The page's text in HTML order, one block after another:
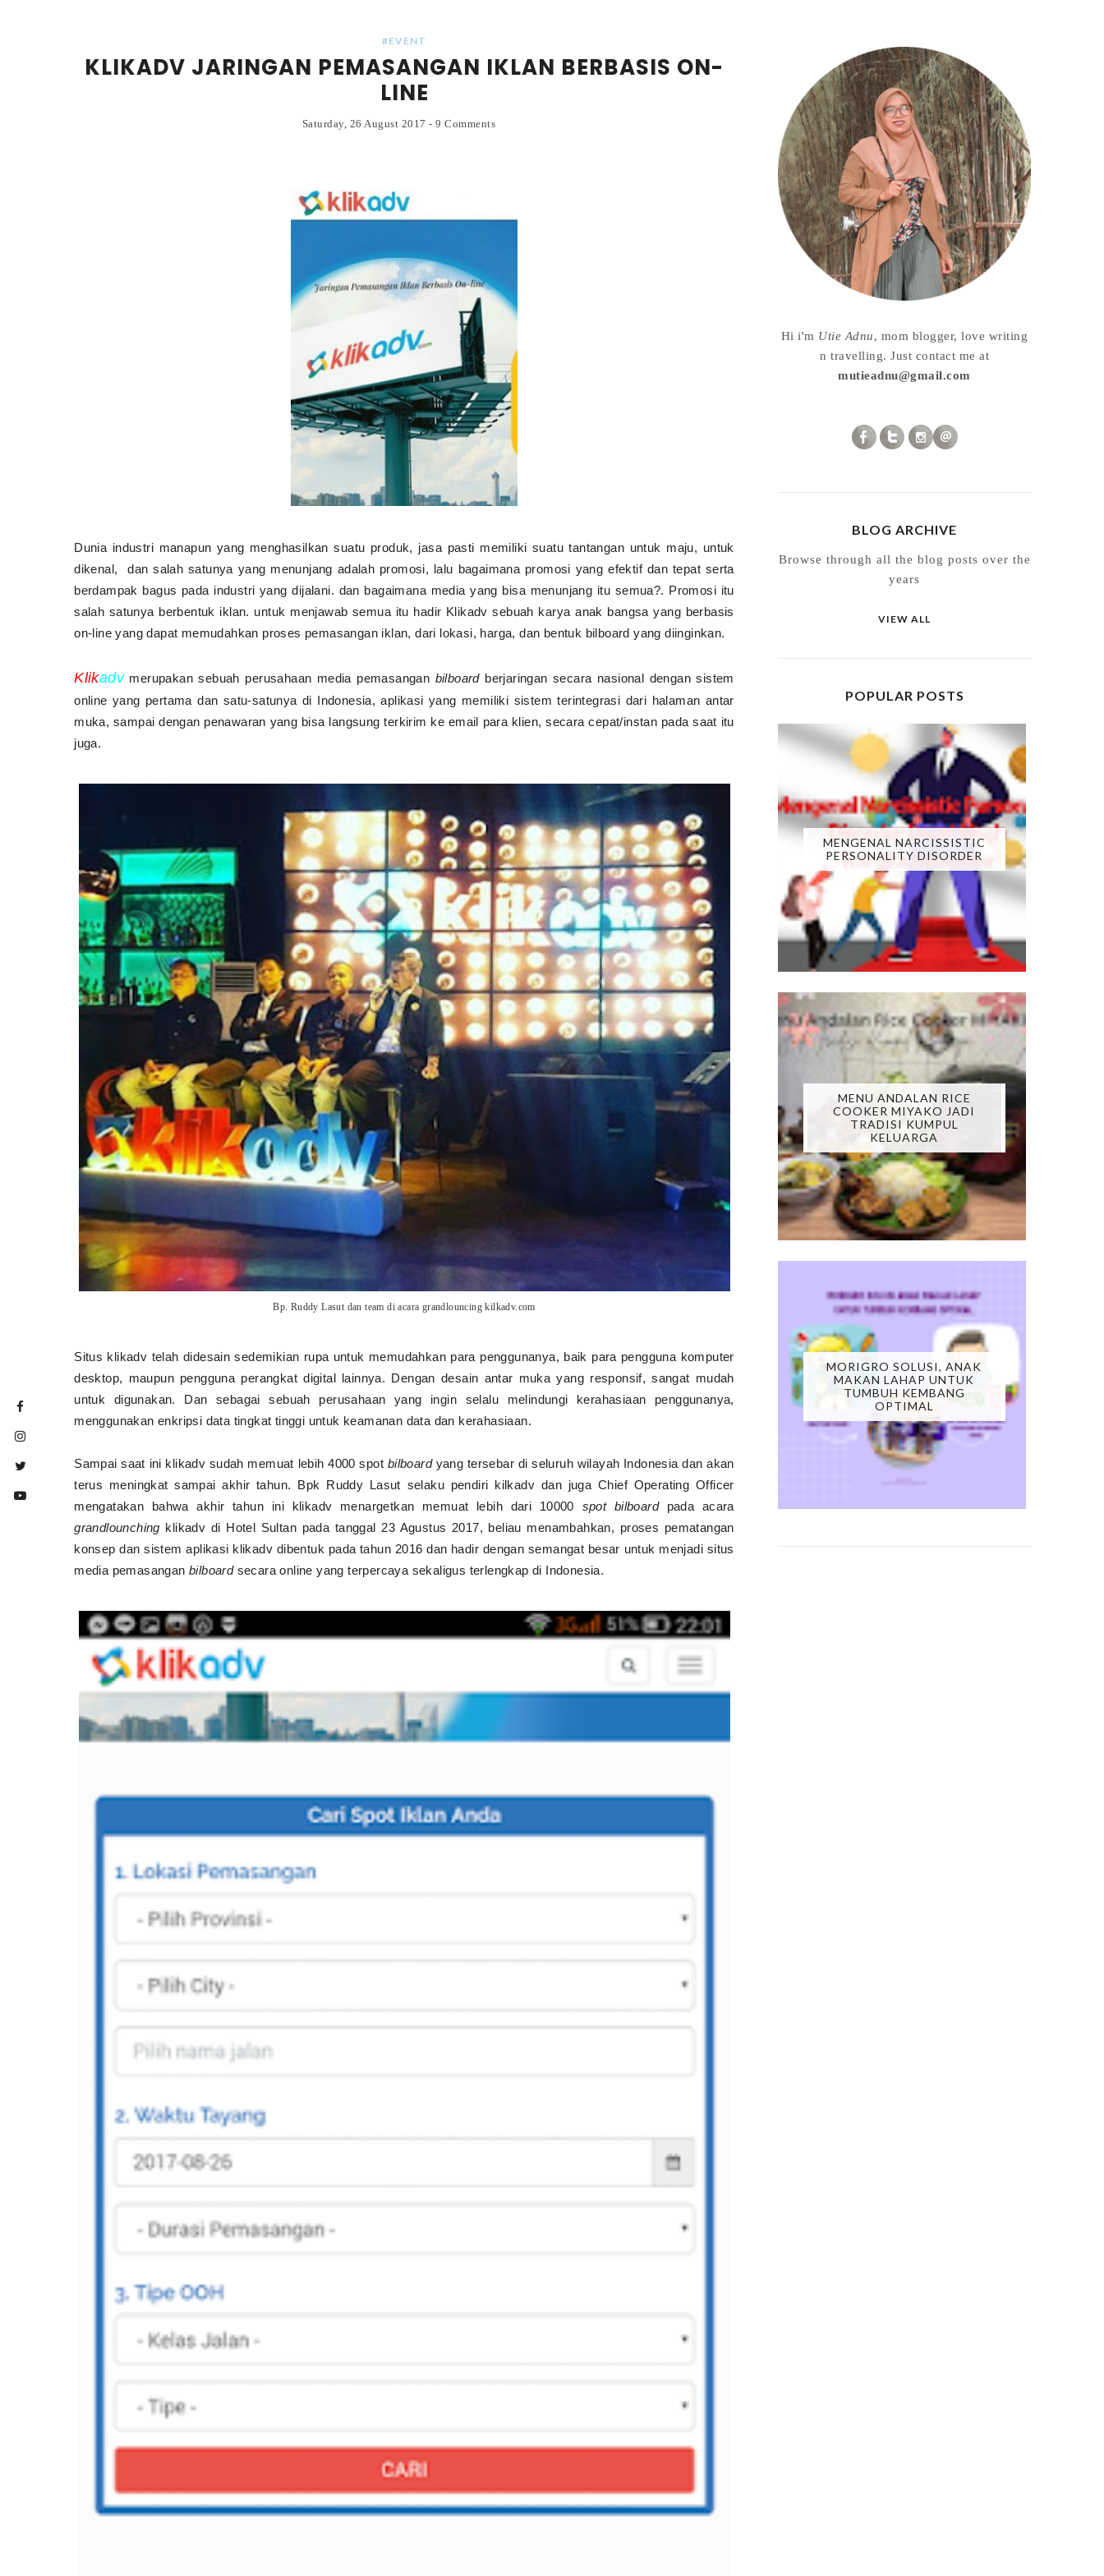
#EVENT
KLIKADV JARINGAN PEMASANGAN IKLAN BERBASIS ON-
LINE
Saturday, 26 August 2017-9 Comments
Dunia industri manapun yang menghasilkan suatu produk, jasa pasti memiliki suatu tantangan untuk maju, untuk
dikenal, dan salah satunya yang menunjang adalah promosi, lalu bagaimana promosi yang efektif dan tepat serta
berdampak bagus pada industri yang dijalani. dan bagaimana media yang bisa menunjang itu semua?. Promosi itu
salah satunya berbentuk iklan. untuk menjawab semua itu hadir Klikadv sebuah karya anak bangsa yang berbasis
on-line yang dapat memudahkan proses pemasangan iklan, dari lokasi, harga, dan bentuk bilboard yang diinginkan.
Klikadvmerupakan sebuah perusahaan media pemasangan bilboardberjaringan secara nasional dengan sistem
online yang pertama dan satu-satunya di Indonesia, aplikasi yang memiliki sistem terintegrasi dari halaman antar
muka, sampai dengan penawaran yang bisa langsung terkirim ke email para klien, secara cepat/instan pada saat itu
juga.
Bp. Ruddy Lasut dan team di acara grandlouncing kilkadv.com
Situs klikadv telah didesain sedemikian rupa untuk memudahkan para penggunanya, baik para pengguna komputer
desktop, maupun pengguna perangkat digital lainnya. Dengan desain antar muka yang responsif, sangat mudah
untuk digunakan. Dan sebagai sebuah perusahaan yang ingin selalu melindungi kerahasiaan penggunanya,
menggunakan enkripsi data tingkat tinggi untuk keamanan data dan kerahasiaan.
Sampai saat ini klikadv sudah memuat lebih 4000 spot bilboardyang tersebar di seluruh wilayah Indonesia dan akan
terus meningkat sampai akhir tahun. Bpk Ruddy Lasut selaku pendiri kilkadv dan juga Chief Operating Officer
mengatakan bahwa akhir tahun ini klikadv menargetkan memuat lebih dari 10000 spot bilboardpada acara
grandlounching klikadv di Hotel Sultan pada tanggal 23 Agustus 2017, beliau menambahkan, proses pematangan
konsep dan sistem aplikasi klikadv dibentuk pada tahun 2016 dan hadir dengan semangat besar untuk menjadi situs
media pemasangan bilboardsecara online yang terpercaya sekaligus terlengkap di Indonesia.
Hi i'm Utie Adnu, mom blogger, love writing
n travelling. Just contact me at
mutieadnu@gmail.com
BLOG ARCHIVE
Browse through all the blog posts over the
years
VIEW ALL
POPULAR POSTS
MENGENAL NARCISSISTIC
PERSONALITY DISORDER
MENU ANDALAN RICE
COOKER MIYAKO JADI
TRADISI KUMPUL
KELUARGA
MORIGRO SOLUSI, ANAK
MAKAN LAHAP UNTUK
TUMBUH KEMBANG
OPTIMAL